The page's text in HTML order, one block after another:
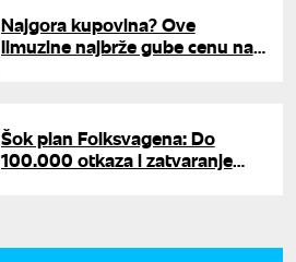
Najgora kupovina? Ove
limuzine najbrže gube cenu na
Šok plan Folksvagena: Do
100.000 otkaza i zatvaranje